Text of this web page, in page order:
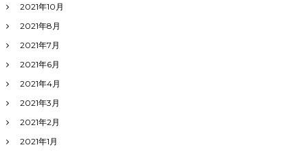
2021年10月
2021年8月
2021年7月
2021年6月
2021年4月
2021年3月
2021年2月
2021年1月